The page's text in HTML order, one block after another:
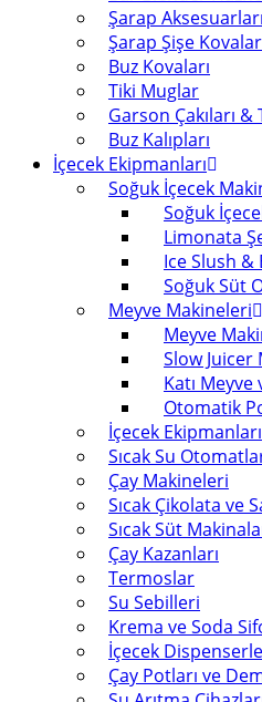
Şarap Aksesuarları
Şarap Şişe
Buz Kovaları
Tiki Muglar
Garson Çakıları
Buz Kalıpları
İçecek Ekipmanları
Soğuk İçecek
Soğuk
Limonata
Ice Slush &
Soğuk Süt
Meyve Makineleri
Meyve
Slow Juicer
Katı Meyve
Otomatik
İçecek Ekipmanları
Sıcak Su
Çay Makineleri
Sıcak Çikolata ve
Sıcak Süt
Çay Kazanları
Termoslar
Su Sebilleri
Krema ve Soda
İçecek
Çay Potları ve